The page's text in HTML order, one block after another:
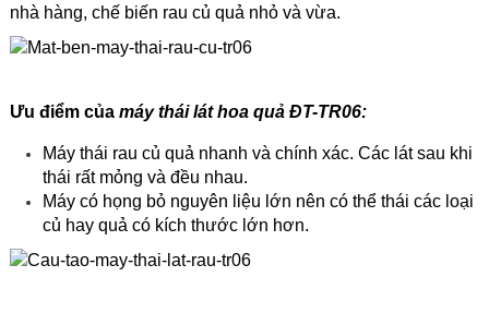
nhà hàng, chế biến rau củ quả nhỏ và vừa.
Ưu điểm củamáy thái lát hoa quả ĐT-TR06:
Máy thái rau củ quả nhanh và chính xác. Các lát sau khi
thái rất mỏng và đều nhau.
Máy có họng bỏ nguyên liệu lớn nên có thể thái các loại
củ hay quả có kích thước lớn hơn.